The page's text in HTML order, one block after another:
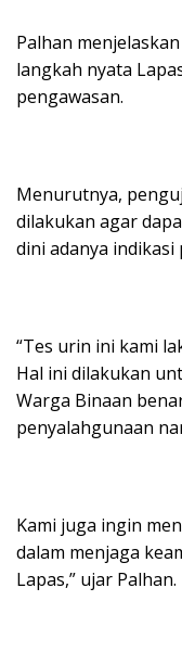
Palhan
langkah nyata
pengawasan.
Menurutnya,
dilakukan agar
dini adanya
“Tes urin ini kami
Hal ini dilakukan
Warga Binaan
penyalahgunaan
Kami juga ingin
dalam menjaga
Lapas,” ujar Palhan.